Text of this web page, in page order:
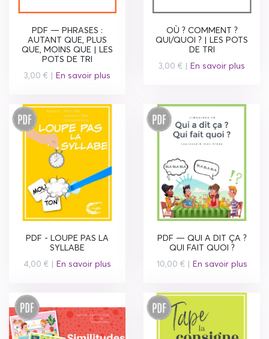
PDF — PHRASES :
AUTANT QUE, PLUS
QUE, MOINS QUE | LES
POTS DE TRI
3,00 € | En savoir plus
OÙ ? COMMENT ?
QUI/QUOI ? | LES POTS
DE TRI
3,00 € | En savoir plus
PDF - LOUPE PAS LA
SYLLABE
4,00 € | En savoir plus
PDF — QUI A DIT ÇA ?
QUI FAIT QUOI ?
10,00 € | En savoir plus